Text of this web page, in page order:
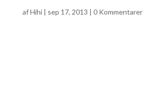
afHihi| sep 17, 2013 | 0 Kommentarer